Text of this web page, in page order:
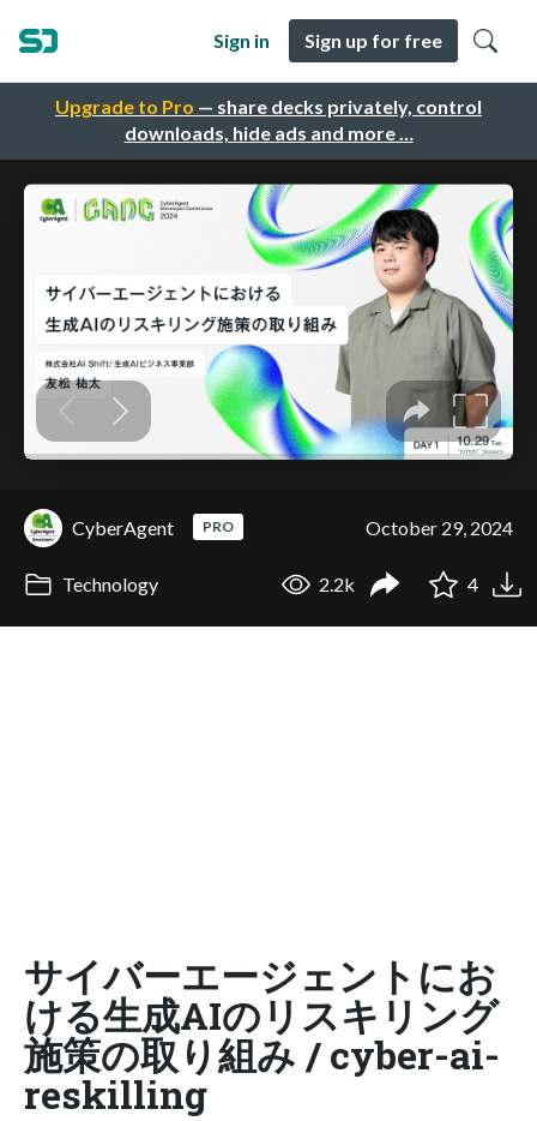
Upgrade to Pro — share decks privately, control
downloads, hide ads and more …
Sign in Sign up for free
CyberAgent PRO October 29, 2024
Technology 2.2k 4
サイバーエージェントにお
ける生成AIのリスキリング
施策の取り組み / cyber-ai-
reskilling